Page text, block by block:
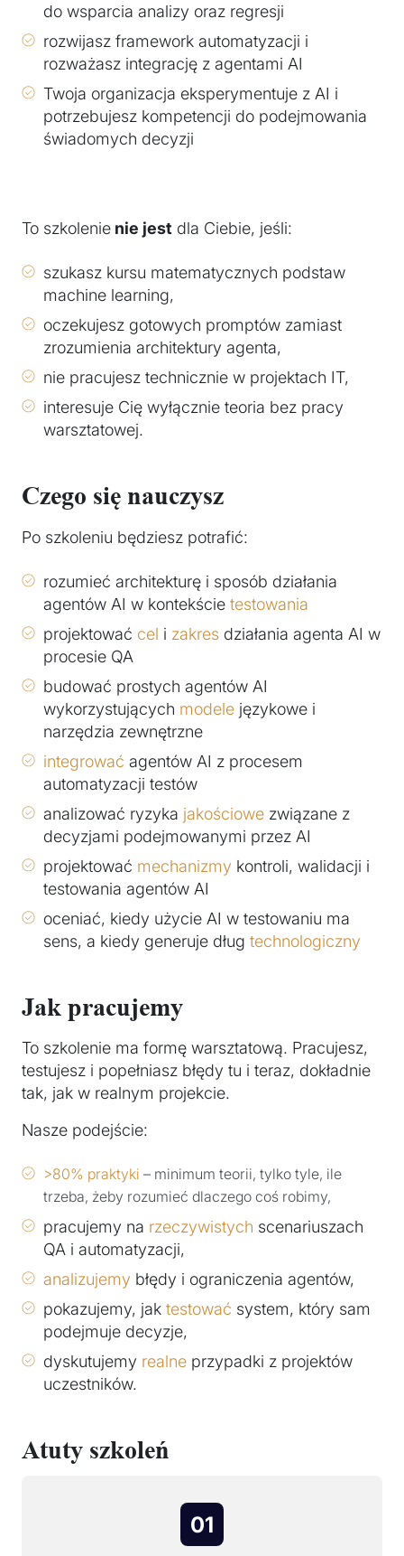
do wsparcia analizy oraz regresji
rozwijasz framework automatyzacji i
rozważasz integrację z agentami AI
Twoja organizacja eksperymentuje z AI i
potrzebujesz kompetencji do podejmowania
świadomych decyzji
To szkolenie nie jest dla Ciebie, jeśli:
szukasz kursu matematycznych podstaw
machine learning,
oczekujesz gotowych promptów zamiast
zrozumienia architektury agenta,
nie pracujesz technicznie w projektach IT,
interesuje Cię wyłącznie teoria bez pracy
warsztatowej.
Czego się nauczysz
Po szkoleniu będziesz potrafić:
rozumieć architekturę i sposób działania
agentów AI w kontekście testowania
projektować cel i zakres działania agenta AI w
procesie QA
budować prostych agentów AI
wykorzystujących modele językowe i
narzędzia zewnętrzne
integrować agentów AI z procesem
automatyzacji testów
analizować ryzyka jakościowe związane z
decyzjami podejmowanymi przez AI
projektować mechanizmy kontroli, walidacji i
testowania agentów AI
oceniać, kiedy użycie AI w testowaniu ma
sens, a kiedy generuje dług technologiczny
Jak pracujemy
To szkolenie ma formę warsztatową. Pracujesz,
testujesz i popełniasz błędy tu i teraz, dokładnie
tak, jak w realnym projekcie.
Nasze podejście:
>80% praktyki – minimum teorii, tylko tyle, ile
trzeba, żeby rozumieć dlaczego coś robimy,
pracujemy na rzeczywistych scenariuszach
QA i automatyzacji,
analizujemy błędy i ograniczenia agentów,
pokazujemy, jak testować system, który sam
podejmuje decyzje,
dyskutujemy realne przypadki z projektów
uczestników.
Atuty szkoleń
01